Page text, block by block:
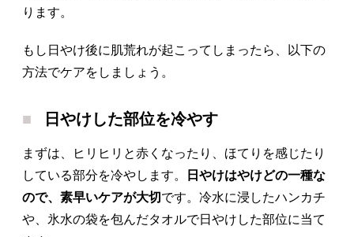
ります。
もし日やけ後に肌荒れが起こってしまったら、以下の
方法でケアをしましょう。
日やけした部位を冷やす
まずは、ヒリヒリと赤くなったり、ほてりを感じたり
している部分を冷やします。
日やけはやけどの一種な
ので、素早いケアが大切です。冷水に浸したハンカチ
や、氷水の袋を包んだタオルで日やけした部位に当て